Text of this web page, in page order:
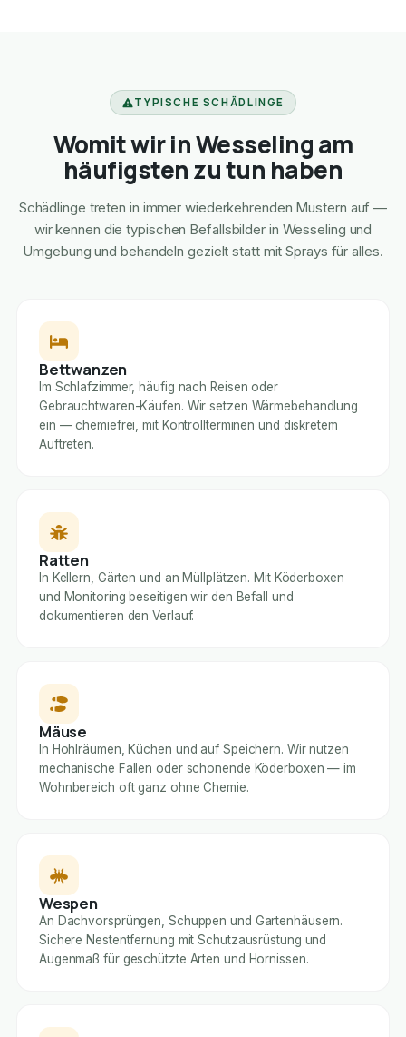
TYPISCHE SCHÄDLINGE
Womit wir in Wesseling am
häufigsten zu tun haben
Schädlinge treten in immer wiederkehrenden Mustern auf —
wir kennen die typischen Befallsbilder in Wesseling und
Umgebung und behandeln gezielt statt mit Sprays für alles.
Bettwanzen
Im Schlafzimmer, häufig nach Reisen oder
Gebrauchtwaren-Käufen. Wir setzen Wärmebehandlung
ein — chemiefrei, mit Kontrollterminen und diskretem
Auftreten.
Ratten
In Kellern, Gärten und an Müllplätzen. Mit Köderboxen
und Monitoring beseitigen wir den Befall und
dokumentieren den Verlauf.
Mäuse
In Hohlräumen, Küchen und auf Speichern. Wir nutzen
mechanische Fallen oder schonende Köderboxen — im
Wohnbereich oft ganz ohne Chemie.
Wespen
An Dachvorsprüngen, Schuppen und Gartenhäusern.
Sichere Nestentfernung mit Schutzausrüstung und
Augenmaß für geschützte Arten und Hornissen.